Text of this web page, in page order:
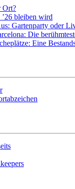
Ort?
bleiben wird
Gartenparty oder
Die
Eine